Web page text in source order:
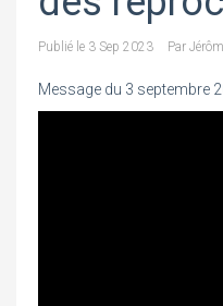
Publié le 3 Sep 2023 Par
Message du 3 septembre